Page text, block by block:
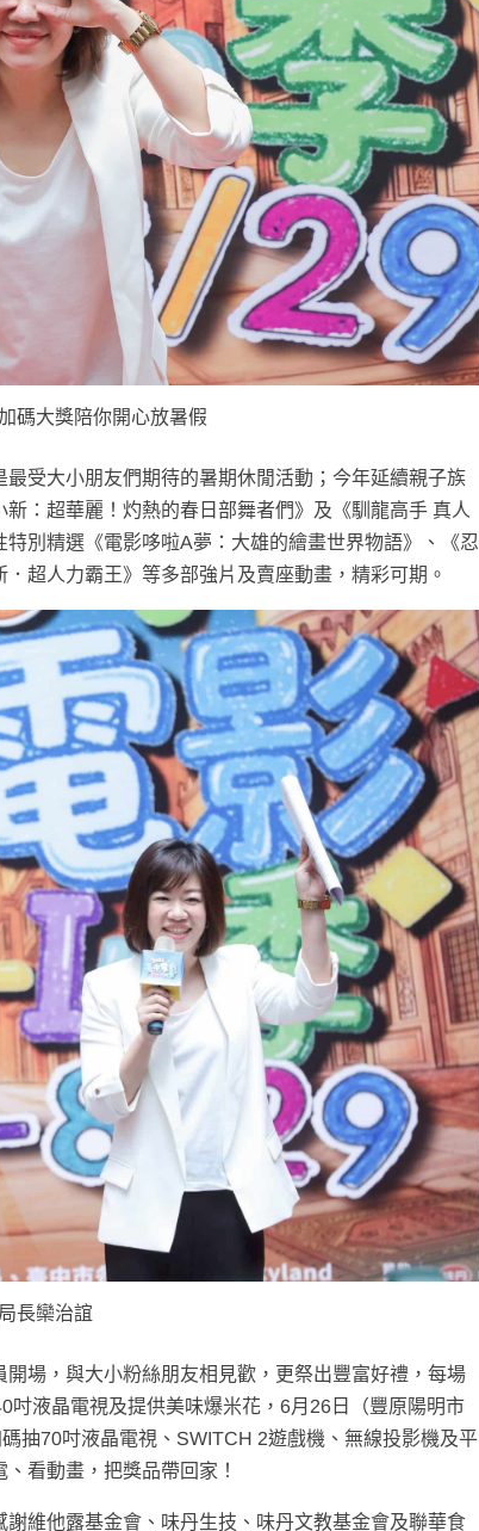
碼大獎陪你開心放暑假
受大小朋友們期待的暑期休閒活動；今年延續親子族
：超華麗！灼熱的春日部舞者們》及《馴龍高手 真人
別精選《電影哆啦A夢：大雄的繪畫世界物語》、《忍
超人力霸王》等多部強片及賣座動畫，精彩可期。
長欒治誼
場，與大小粉絲朋友相見歡，更祭出豐富好禮，每場
液晶電視及提供美味爆米花，6月26日（豐原陽明市
抽70吋液晶電視、SWITCH 2遊戲機、無線投影機及平
看動畫，把獎品帶回家！
維他露基金會、味丹生技、味丹文教基金會及聯華食